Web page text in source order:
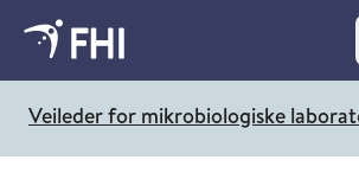
Veileder for mikrobiologiske